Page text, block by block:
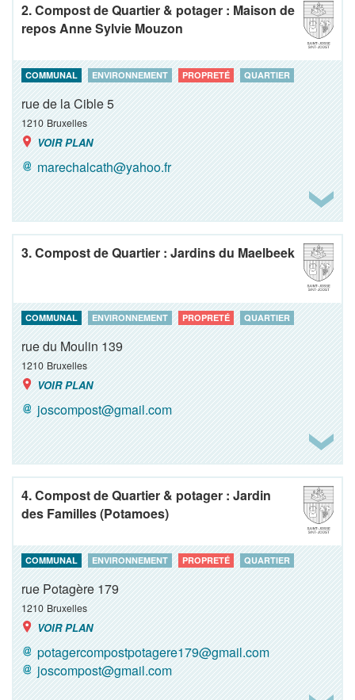
2. Compost de Quartier & potager : Maison de
repos Anne Sylvie Mouzon
COMMUNAL ENVIRONNEMENT PROPRETÉ QUARTIER
rue de la Cible 5
1210 Bruxelles
VOIR PLAN
marechalcath@yahoo.fr
3. Compost de Quartier : Jardins du Maelbeek
COMMUNAL ENVIRONNEMENT PROPRETÉ QUARTIER
rue du Moulin 139
1210 Bruxelles
VOIR PLAN
joscompost@gmail.com
4. Compost de Quartier & potager : Jardin
des Familles (Potamoes)
COMMUNAL ENVIRONNEMENT PROPRETÉ QUARTIER
rue Potagère 179
1210 Bruxelles
VOIR PLAN
potagercompostpotagere179@gmail.com
joscompost@gmail.com